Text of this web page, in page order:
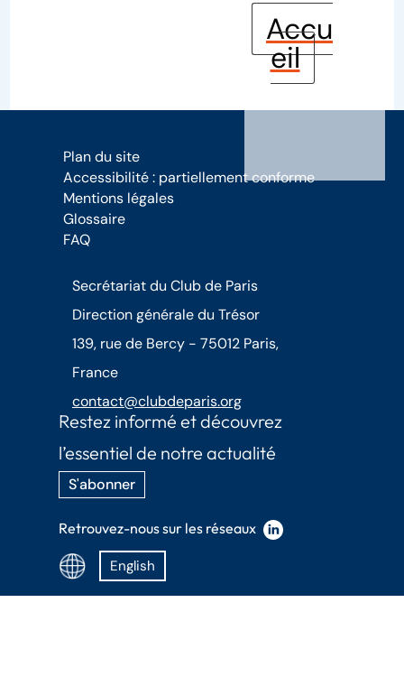
Accu
eil
Plan du site
Accessibilité : partiellement conforme
Mentions légales
Glossaire
FAQ
Secrétariat du Club de Paris
Direction générale du Trésor
139, rue de Bercy - 75012 Paris,
France
contact@clubdeparis.org
Restez informé et découvrez
l’essentiel de notre actualité
S'abonner
Retrouvez-nous sur les réseaux
English